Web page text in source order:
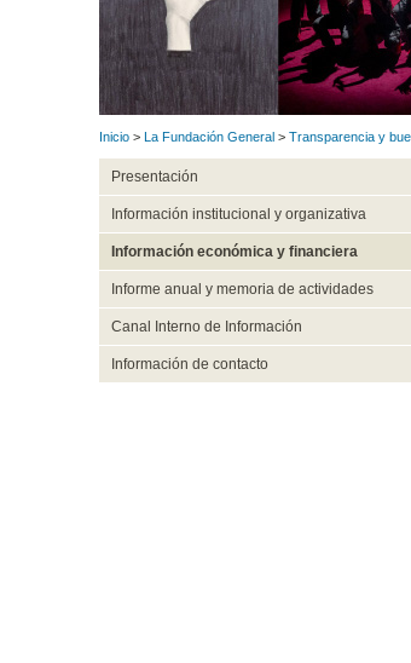
Inicio > La Fundación General > Transparencia y
Presentación
Información institucional y organizativa
Información económica y financiera
Informe anual y memoria de actividades
Canal Interno de Información
Información de contacto